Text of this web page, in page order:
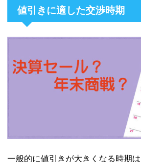
値引きに適した交渉時期
一般的に値引きが大きくなる時期